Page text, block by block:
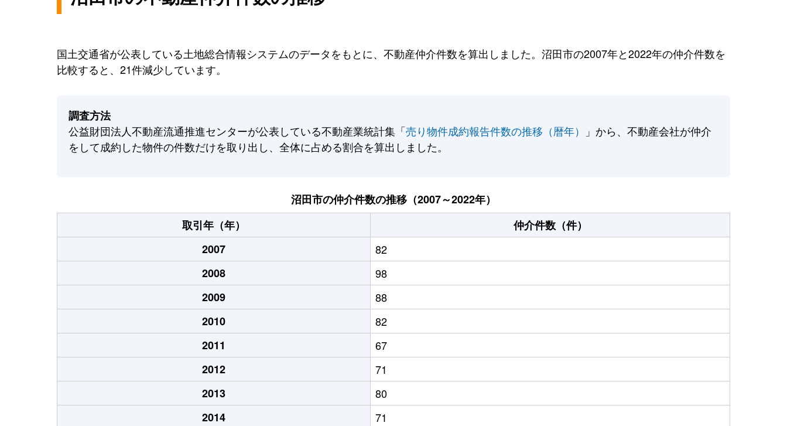
国土交通省が公表している土地総合情報システムのデータをもとに、不動産仲介件数を算出しました。沼田市の2007年と2022年の仲介件数を
比較すると、21件減少しています。
調査方法
公益財団法人不動産流通推進センターが公表している不動産業統計集「売り物件成約報告件数の推移（暦年）
」から、不動産会社が仲介
をして成約した物件の件数だけを取り出し、全体に占める割合を算出しました。
沼田市の仲介件数の推移（2007～2022年）
取引年（年）
仲介件数（件）
2007
82
2008
98
2009
88
2010
82
2011
67
2012
71
2013
80
2014
71